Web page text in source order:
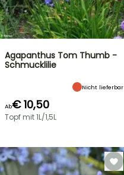
Agapanthus Tom Thumb -
Schmucklilie
Nicht lieferbar
Ab€ 10,50
Topf mit 1L/1,5L